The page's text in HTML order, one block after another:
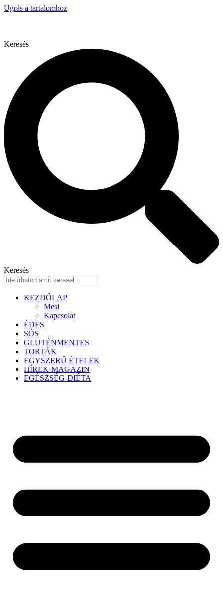
Ugrás a tartalomhoz
Keresés
Keresés
KEZDŐLAP
Mesi
Kapcsolat
ÉDES
SÓS
GLUTÉNMENTES
TORTÁK
EGYSZERŰ ÉTELEK
HÍREK-MAGAZIN
EGÉSZSÉG-DIÉTA